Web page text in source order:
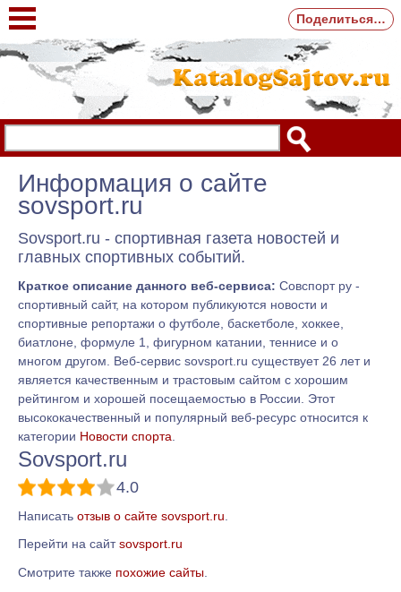
Информация о сайте
sovsport.ru
Sovsport.ru - спортивная газета новостей и
главных спортивных событий.
Краткое описание данного веб-сервиса: Совспорт ру -
спортивный сайт, на котором публикуются новости и
спортивные репортажи о футболе, баскетболе, хоккее,
биатлоне, формуле 1, фигурном катании, теннисе и о
многом другом. Веб-сервис sovsport.ru существует 26 лет и
является качественным и трастовым сайтом с хорошим
рейтингом и хорошей посещаемостью в России. Этот
высококачественный и популярный веб-ресурс относится к
категории Новости спорта
Sovsport.ru
4.0
Написать отзыв о сайте sovsport.ru
Перейти на сайтsovsport.ru
Смотрите также похожие сайты
Поделиться…